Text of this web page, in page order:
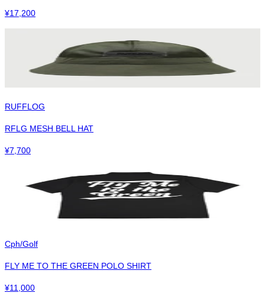
¥17,200
RUFFLOG
RFLG MESH BELL HAT
¥7,700
Cph/Golf
FLY ME TO THE GREEN POLO SHIRT
¥11,000